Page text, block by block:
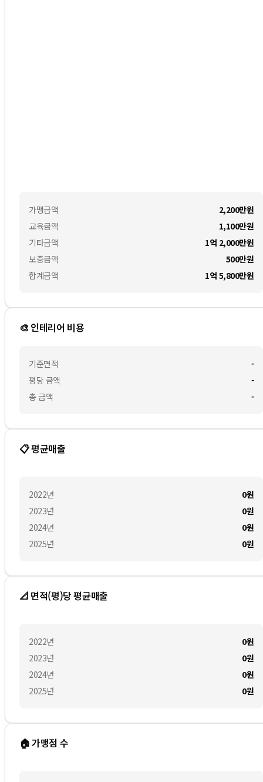
가맹금액
교육금액
기타금액
보증금액
합계금액
2,200만원
1,100만원
1억 2,000만원
500만원
1억 5,800만원
🎨 인테리어 비용
기준면적
평당 금액
총 금액
-
-
-
📋 평균매출
2022년
2023년
2024년
2025년
0원
0원
0원
0원
📐 면적(평)당 평균매출
2022년
2023년
2024년
2025년
0원
0원
0원
0원
🏠 가맹점 수